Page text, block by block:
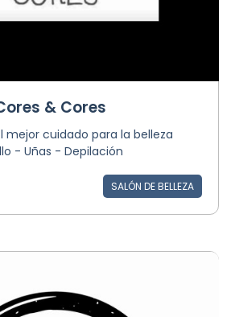
& Cores
mejor cuidado para la belleza
- Uñas - Depilación
SALÓN DE BELLEZA